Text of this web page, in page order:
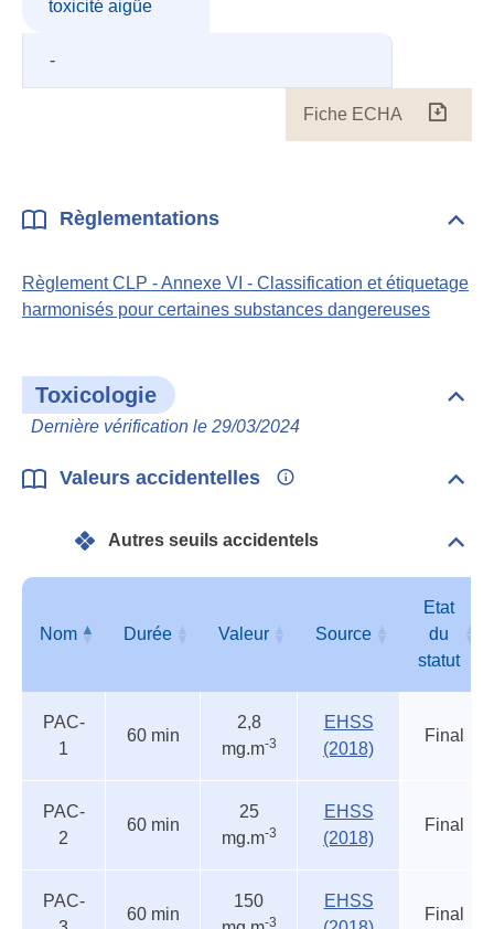
toxicité aigüe
-
Fiche ECHA
Règlementations
Règlement CLP - Annexe VI - Classification et étiquetage
harmonisés pour certaines substances dangereuses
Toxicologie
Dernière vérification le 29/03/2024
Valeurs accidentelles
Autres seuils accidentels
seuils
accidentels
Nom Durée Valeur Source
Etat
du
statut
du
PAC-
1
60 min
2,8
mg.m-3
EHSS
(2018)
Final
PAC-
2
60 min
25
mg.m-3
EHSS
(2018)
Final
PAC-
60 min
150
-3
EHSS
Final